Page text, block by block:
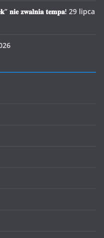
𝐧𝐢𝐞 𝐳𝐰𝐚𝐥𝐧𝐢𝐚 𝐭𝐞𝐦𝐩𝐚! 29 lipca